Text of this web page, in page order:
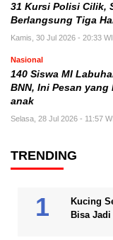
31 Kursi Polisi Cilik,
Berlangsung Tiga
Kamis, 30 Jul 2026 - 20:33
Nasional
140 Siswa MI
BNN, Ini Pesan
anak
Selasa, 28 Jul 2026 - 11:57
TRENDING
Kucing
Bisa